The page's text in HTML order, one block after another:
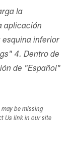
la
aplicación
esquina inferior
4. Dentro de
de "Español"
may be missing
Us link in our site